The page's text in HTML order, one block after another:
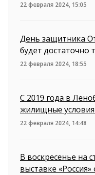
22 февраля 2024, 15:05
День защитника
будет достаточно
22 февраля 2024, 18:55
С 2019 года в
жилищные условия
22 февраля 2024, 14:48
В воскресенье на
выставке